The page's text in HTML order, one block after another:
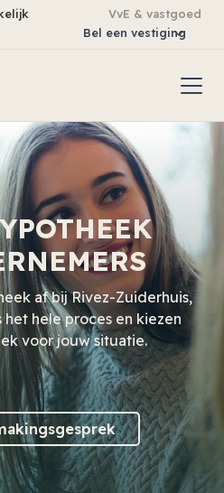
VvE & vastgoed
Bel een vestiging
af bij Rivez-Zuiderhuis,
hele proces en kiezen
voor jouw situatie.